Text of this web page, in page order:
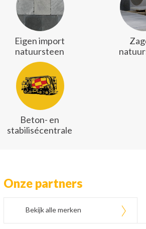
Eigen import
natuursteen
Beton- en
stabilisécentrale
Onze partners
Bekijk alle merken